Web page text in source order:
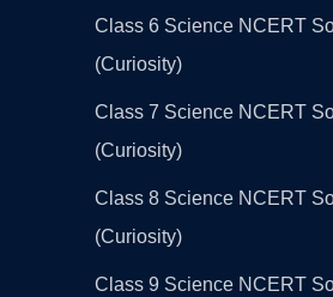
Class 6 Science NCERT
(Curiosity)
Class 7 Science NCERT
(Curiosity)
Class 8 Science NCERT
(Curiosity)
Class 9 Science NCERT